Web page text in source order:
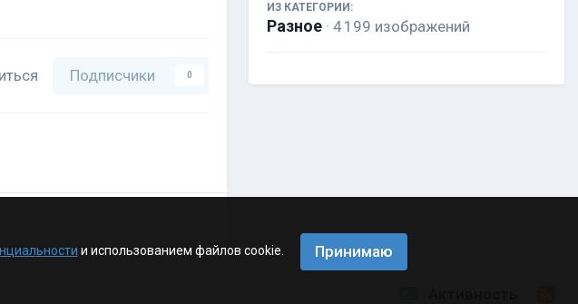
Подписчики 0
ИЗ КАТЕГОРИИ:
Разное · 4 199 изображений
и использованием файлов cookie. Принимаю